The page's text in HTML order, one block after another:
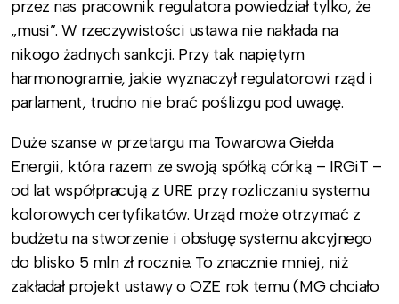
przez nas pracownik regulatora powiedział tylko, że
„musi”. W rzeczywistości ustawa nie nakłada na
nikogo żadnych sankcji. Przy tak napiętym
harmonogramie, jakie wyznaczył regulatorowi rząd i
parlament, trudno nie brać poślizgu pod uwagę.
Duże szanse w przetargu ma Towarowa Giełda
Energii, która razem ze swoją spółką córką – IRGiT –
od lat współpracują z URE przy rozliczaniu systemu
kolorowych certyfikatów. Urząd może otrzymać z
budżetu na stworzenie i obsługę systemu akcyjnego
do blisko 5 mln zł rocznie. To znacznie mniej, niż
zakładał projekt ustawy o OZE rok temu (MG chciało